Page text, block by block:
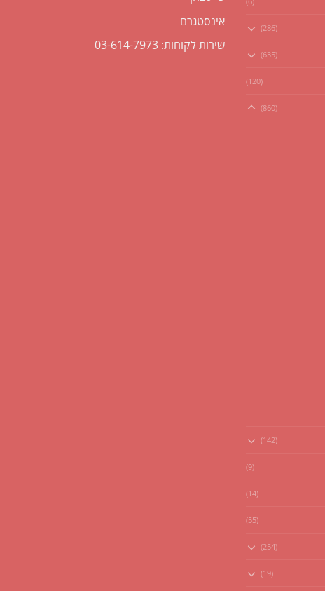
(286)
(635)
(120)
(860)
(142)
(9)
(14)
(55)
(254)
(19)
אינסטגרם
שירות לקוחות: 03-614-7973